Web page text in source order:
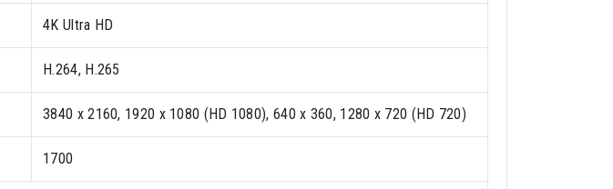
4K Ultra HD
H.264, H.265
3840 x 2160, 1920 x 1080 (HD 1080), 640 x 360, 1280 x 720 (HD 720)
1700